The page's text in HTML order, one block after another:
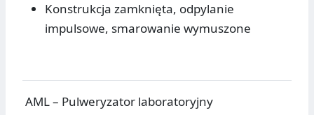
Konstrukcja zamknięta, odpylanie
impulsowe, smarowanie wymuszone
AML – Pulweryzator laboratoryjny